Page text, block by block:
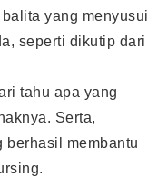
yang menyusui
seperti dikutip dari
tahu apa yang
Serta,
berhasil membantu